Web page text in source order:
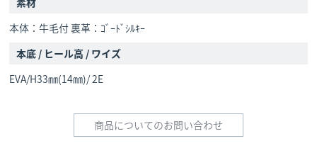
本体：牛毛付 裏革：ｺﾞｰﾄﾞｼﾙｷｰ
本底 / ヒール高 / ワイズ
EVA/H33㎜(14㎜)/ 2E
商品についてのお問い合わせ